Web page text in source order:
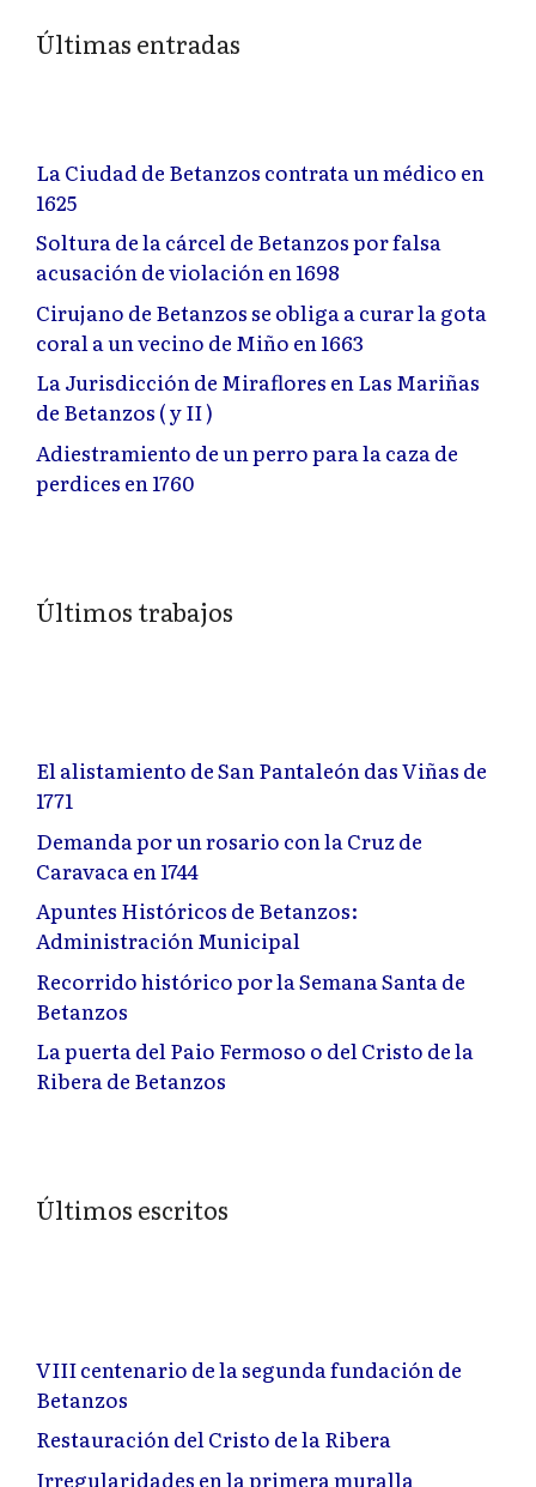
Últimas entradas
La Ciudad de Betanzos contrata un médico en
1625
Soltura de la cárcel de Betanzos por falsa
acusación de violación en 1698
Cirujano de Betanzos se obliga a curar la gota
coral a un vecino de Miño en 1663
La Jurisdicción de Miraflores en Las Mariñas
de Betanzos ( y II )
Adiestramiento de un perro para la caza de
perdices en 1760
Últimos trabajos
El alistamiento de San Pantaleón das Viñas de
1771
Demanda por un rosario con la Cruz de
Caravaca en 1744
Apuntes Históricos de Betanzos:
Administración Municipal
Recorrido histórico por la Semana Santa de
Betanzos
La puerta del Paio Fermoso o del Cristo de la
Ribera de Betanzos
Últimos escritos
VIII centenario de la segunda fundación de
Betanzos
Restauración del Cristo de la Ribera
Irregularidades en la primera muralla